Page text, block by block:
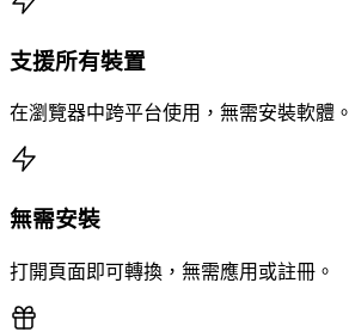
支援所有裝置
在瀏覽器中跨平台使用，無需安裝軟體。
無需安裝
打開頁面即可轉換，無需應用或註冊。